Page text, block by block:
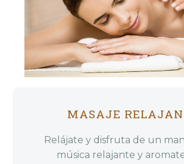
MASAJE
Relájate y disfruta de un
música relajante y